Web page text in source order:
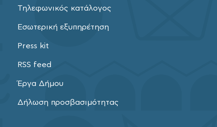
Τηλεφωνικός κατάλογος
Εσωτερική εξυπηρέτηση
Press kit
RSS feed
Έργα Δήμου
Δήλωση προσβασιμότητας